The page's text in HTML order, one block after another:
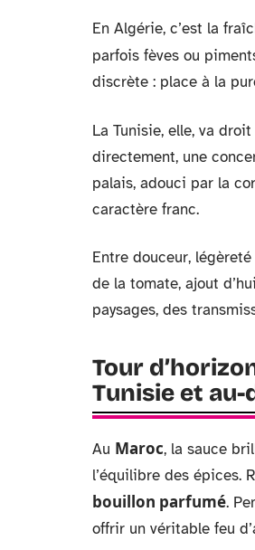
En Algérie, c’est la
parfois fèves ou
discrète : place à la
La Tunisie, elle, va
directement, une
palais, adouci par la
caractère franc.
Entre douceur,
de la tomate, ajout
paysages, des
Tour
Tunisie et au-
Au Maroc, la sauce
l’équilibre des épices.
bouillon parfumé.
offrir un véritable feu